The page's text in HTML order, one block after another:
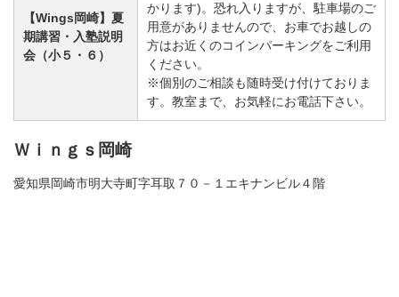
【Wings岡崎】夏
期講習・入塾説明
会（小５・６）
かります)。恐れ入りますが、駐車場のご
用意がありませんので、お車でお越しの
方はお近くのコインパーキングをご利用
ください。
※個別のご相談も随時受け付けておりま
す。教室まで、お気軽にお電話下さい。
Ｗｉｎｇｓ岡崎
愛知県岡崎市明大寺町字耳取７０－１エキナンビル４階